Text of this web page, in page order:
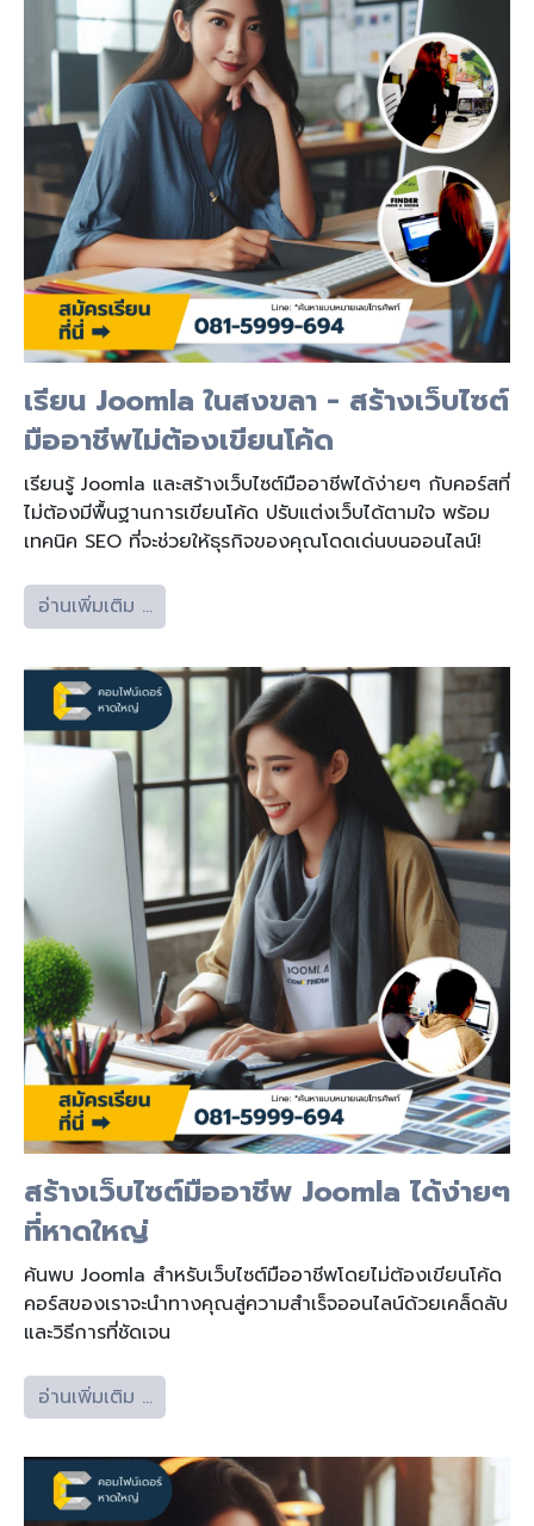
เรียน Joomla ในสงขลา - สร้างเว็บไซต์
มืออาชีพไม่ต้องเขียนโค้ด
เรียนรู้ Joomla และสร้างเว็บไซต์มืออาชีพได้ง่ายๆ กับคอร์สที่
ไม่ต้องมีพื้นฐานการเขียนโค้ด ปรับแต่งเว็บได้ตามใจ พร้อม
เทคนิค SEO ที่จะช่วยให้ธุรกิจของคุณโดดเด่นบนออนไลน์!
อ่านเพิ่มเติม …
สร้างเว็บไซต์มืออาชีพ Joomla ได้ง่ายๆ
ที่หาดใหญ่
ค้นพบ Joomla สำหรับเว็บไซต์มืออาชีพโดยไม่ต้องเขียนโค้ด
คอร์สของเราจะนำทางคุณสู่ความสำเร็จออนไลน์ด้วยเคล็ดลับ
และวิธีการที่ชัดเจน
อ่านเพิ่มเติม …